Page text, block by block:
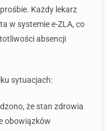
Każdy lekarz
w systemie e-ZLA, co
absencji
sytuacjach:
że stan zdrowia
obowiązków